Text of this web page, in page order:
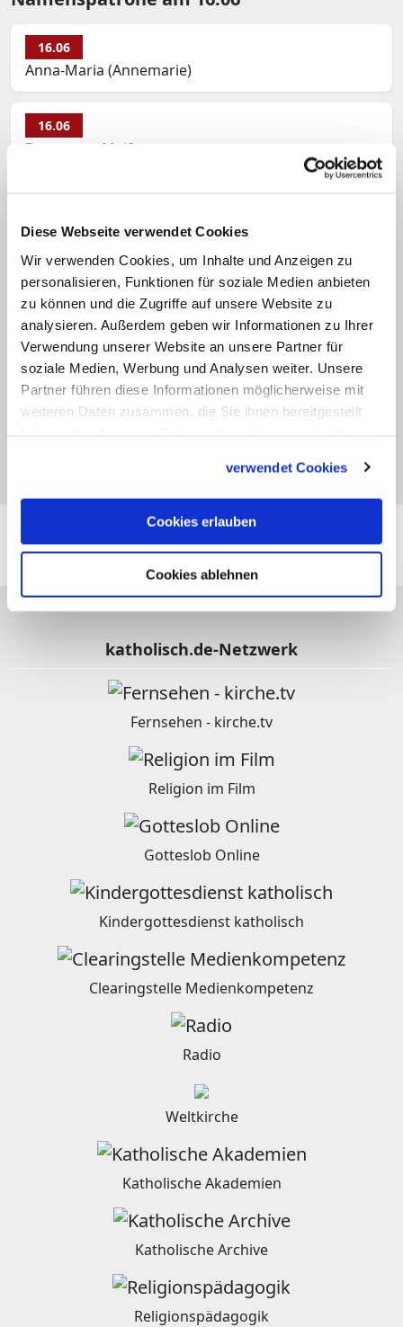
Diese Webseite verwendet Cookies
Wir verwenden Cookies, um Inhalte und Anzeigen zu
personalisieren, Funktionen für soziale Medien anbieten
zu können und die Zugriffe auf unsere Website zu
analysieren. Außerdem geben wir Informationen zu Ihrer
Verwendung unserer Website an unsere Partner für
soziale Medien, Werbung und Analysen weiter. Unsere
Partner führen diese Informationen möglicherweise mit
weiteren Daten zusammen, die Sie ihnen bereitgestellt
verwendet Cookies
Cookies erlauben
Cookies ablehnen
16.06
Anna-Maria (Annemarie)
16.06
Benno von Meißen
Julietta (Julitta)
16.06
Kunigunde
16.06
Luitgard (Lukardis)
katholisch.deauch hier:
katholisch.de-Netzwerk
Fernsehen - kirche.tv
Religion im Film
Gotteslob Online
Kindergottesdienst katholisch
Clearingstelle Medienkompetenz
Radio
Weltkirche
Katholische Akademien
Katholische Archive
Religionspädagogik